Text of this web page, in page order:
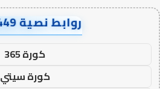
روابط نصية AA67449
كورة 365
كورة سيتي